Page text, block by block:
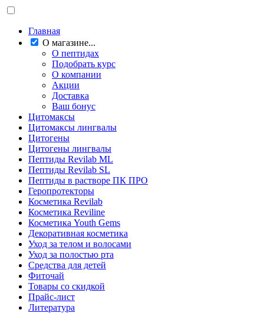
Главная
О магазине...
О пептидах
Подобрать курс
О компании
Акции
Доставка
Ваш бонус
Цитомаксы
Цитомаксы лингвалы
Цитогены
Цитогены лингвалы
Пептиды Revilab ML
Пептиды Revilab SL
Пептиды в растворе ПК ПРО
Геропротекторы
Косметика Revilab
Косметика Reviline
Косметика Youth Gems
Декоративная косметика
Уход за телом и волосами
Уход за полостью рта
Средства для детей
Фиточай
Товары со скидкой
Прайс-лист
Литература